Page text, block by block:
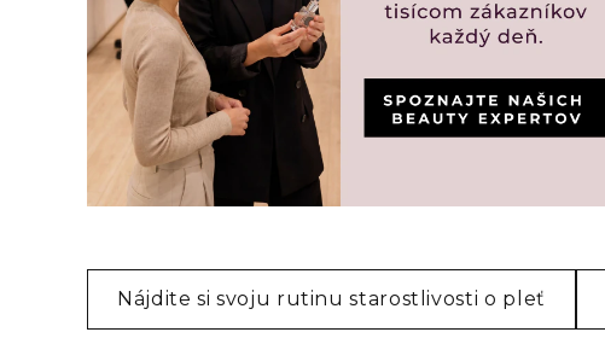
Nájdite si svoju rutinu starostlivosti o pleť